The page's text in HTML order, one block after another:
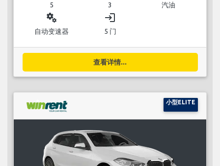
5 3 汽油
miscellaneous_services
自动变速器
login
5 门
查看详情...
小型ELITE